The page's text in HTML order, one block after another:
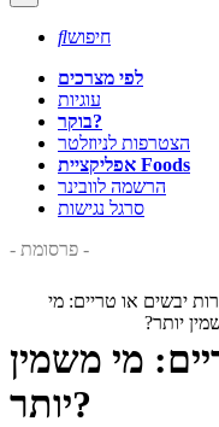
חיפוש
לפי מצרכים
עוגיות
בוקר?
הצטרפות לניוזלטר
אפליקציית Foods
הרשמה לוובינר
סרגל נגישות
- פרסומת -
יבשים או טריים: מי
יותר?
מי משמין
יותר?